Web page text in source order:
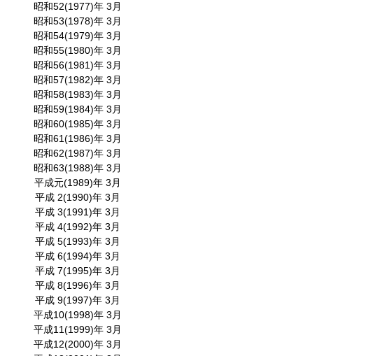
昭和52(1977)年 3月
昭和53(1978)年 3月
昭和54(1979)年 3月
昭和55(1980)年 3月
昭和56(1981)年 3月
昭和57(1982)年 3月
昭和58(1983)年 3月
昭和59(1984)年 3月
昭和60(1985)年 3月
昭和61(1986)年 3月
昭和62(1987)年 3月
昭和63(1988)年 3月
平成元(1989)年 3月
平成 2(1990)年 3月
平成 3(1991)年 3月
平成 4(1992)年 3月
平成 5(1993)年 3月
平成 6(1994)年 3月
平成 7(1995)年 3月
平成 8(1996)年 3月
平成 9(1997)年 3月
平成10(1998)年 3月
平成11(1999)年 3月
平成12(2000)年 3月